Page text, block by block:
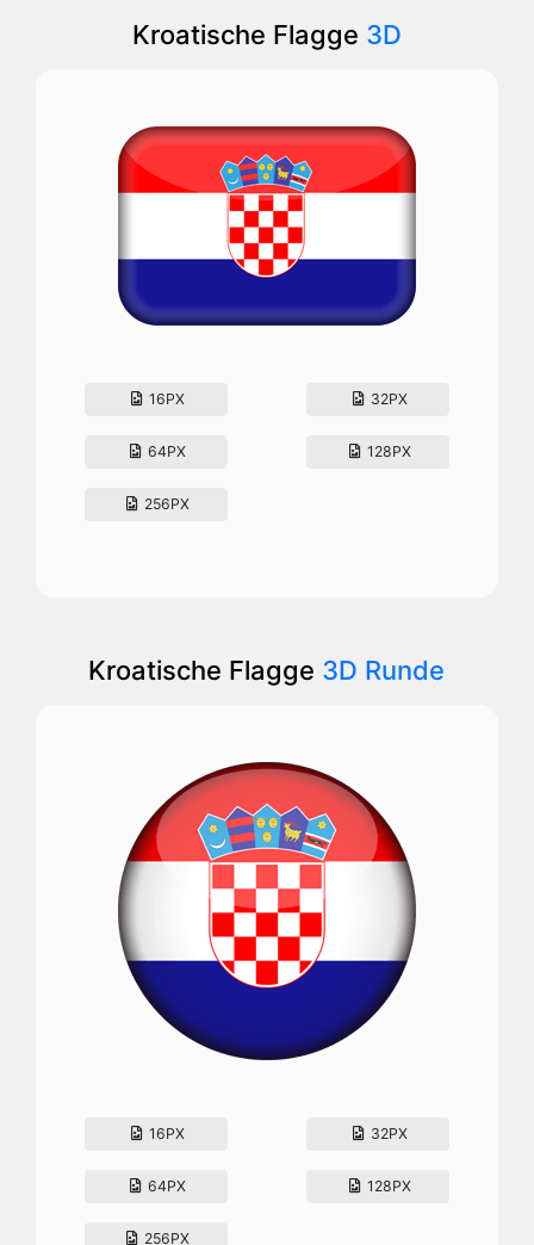
Kroatische Flagge 3D
16PX 32PX
64PX 128PX
256PX
Kroatische Flagge 3D Runde
16PX 32PX
64PX 128PX
256PX